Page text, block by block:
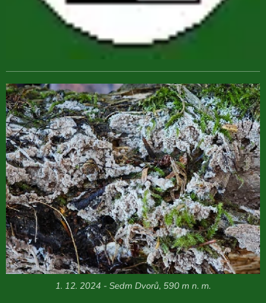
1. 12. 2024 - Sedm Dvorů, 590 m n. m.